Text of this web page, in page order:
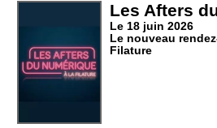
Les Afters
Le 18 juin 2026
Le nouveau
Filature